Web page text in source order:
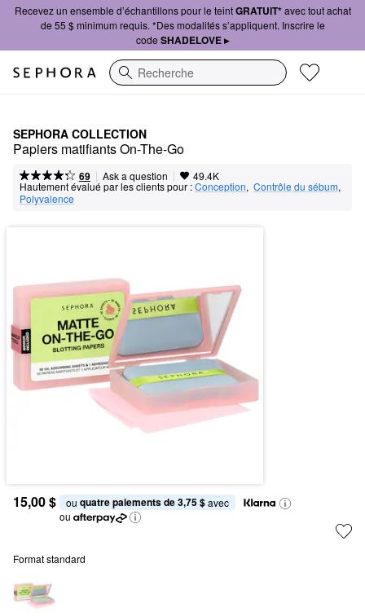
Recevez un ensemble d’échantillons pour le teintGRATUIT*avec tout achat
de 55 $ minimum requis. *Des modalités s’appliquent. Inscrire le
code SHADELOVE ▸
Recherche
SEPHORA COLLECTION
Papiers matifiants On-The-Go
69 | Ask a question | 49.4K
Hautement évalué par les clients pour :Conception, Contrôle du sébum,
Polyvalence
15,00 $ ou quatre paiements de 3,75 $ avec
ou
Format standard